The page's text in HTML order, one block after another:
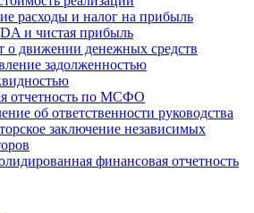
расходы и налог на прибыль
и чистая прибыль
о движении денежных средств
задолженностью
отчетность по МСФО
об ответственности руководства
заключение независимых
финансовая отчетность